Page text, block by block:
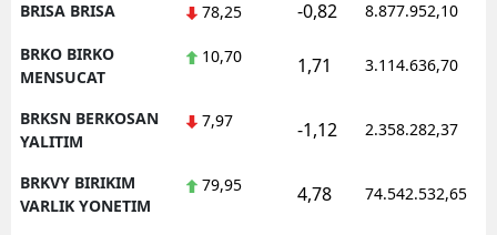
BRISA BRISA 78,25 -0,82 8.877.952,10
BRKO BIRKO
MENSUCAT
10,70 1,71 3.114.636,70
BRKSN BERKOSAN
YALITIM
7,97 -1,12 2.358.282,37
BRKVY BIRIKIM
VARLIK YONETIM
79,95 4,78 74.542.532,65